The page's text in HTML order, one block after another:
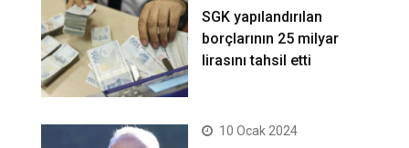
SGK yapılandırılan
borçlarının 25 milyar
lirasını tahsil etti
10 Ocak 2024